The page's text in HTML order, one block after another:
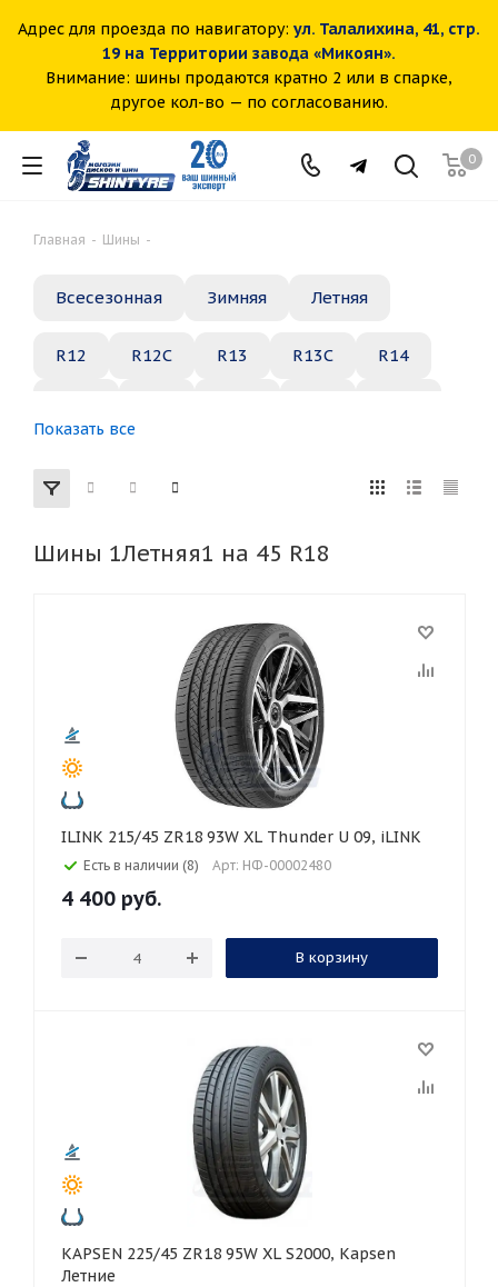
Адрес для проезда по навигатору: ул. Талалихина, 41, стр.
19 на Территории завода «Микоян».
Внимание: шины продаются кратно 2 или в спарке,
другое кол-во — по согласованию.
0
Главная - Шины -
Всесезонная Зимняя Летняя
R12 R12C R13 R13C R14
R22
155 165 185 195
285 295
30 40 45 50
60 70 75
Показать все
Шины 1Летняя1 на 45 R18
ILINK 215/45 ZR18 93W XL Thunder U 09, iLINK
Есть в наличии (8) Арт: НФ-00002480
4 400 руб.
В корзину
KAPSEN 225/45 ZR18 95W XL S2000, Kapsen
Летние